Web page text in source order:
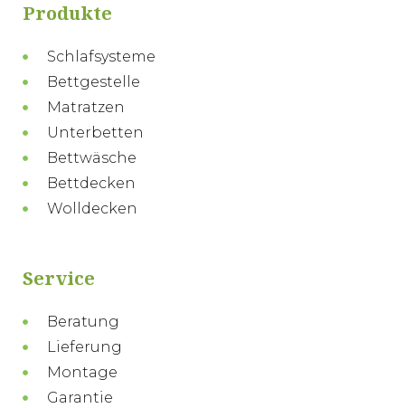
Produkte
Schlafsysteme
Bettgestelle
Matratzen
Unterbetten
Bettwäsche
Bettdecken
Wolldecken
Service
Beratung
Lieferung
Montage
Garantie